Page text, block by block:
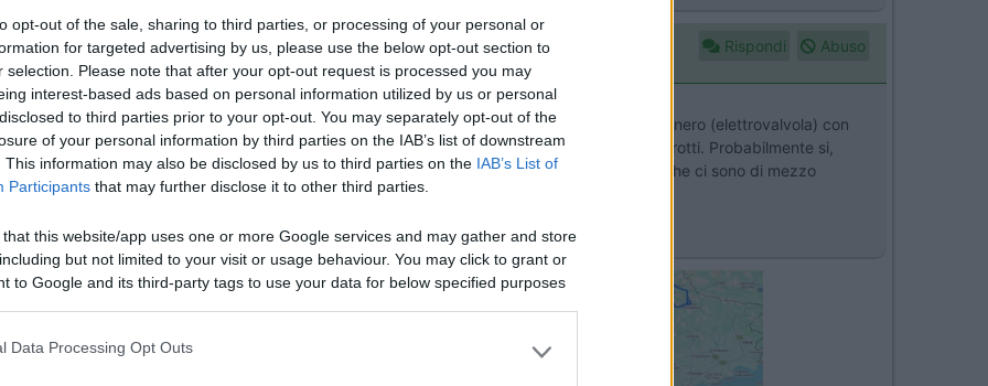
opt-out of the sale, sharing to third parties, or processing of your personal or
for targeted advertising by us, please use the below opt-out section to
selection. Please note that after your opt-out request is processed you may
interest-based ads based on personal information utilized by us or personal
to third parties prior to your opt-out. You may separately opt-out of the
of your personal information by third parties on the IAB’s list of downstream
This information may also be disclosed by us to third parties on the IAB’s List of
Participants that may further disclose it to other third parties.
that this website/app uses one or more Google services and may gather and store
but not limited to your visit or usage behaviour. You may click to grant or
to Google and its third-party tags to use your data for below specified purposes
Data Processing Opt Outs
Rispondi Abuso
al centro davanti a te c'è una placchetta di alluminio. Dietro quesfa placca c'è un affaretto nero (elettrovalvola) con
il servofreno, quello di destra va sull'EGR. Prova a staccarli e vedi se sono screpolati o rotti. Probabilmente si,
mm 5, quello che si usa nei carburatori o passaggi gasolio. Per fare la prova taglia quelli che ci sono di mezzo